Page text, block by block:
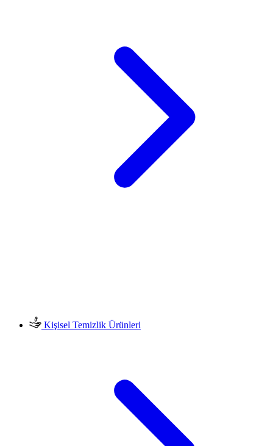
Kişisel Temizlik Ürünleri